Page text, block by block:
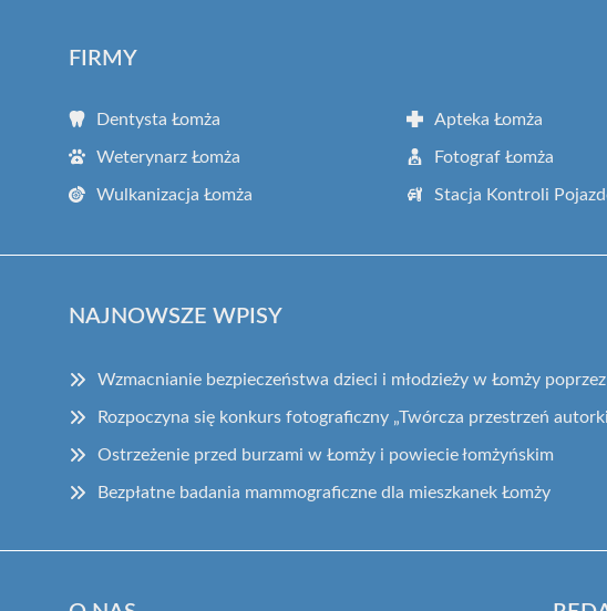
FIRMY
Dentysta Łomża Apteka Łomża
Weterynarz Łomża Fotograf Łomża
Wulkanizacja Łomża Stacja Kontroli
NAJNOWSZE WPISY
Wzmacnianie bezpieczeństwa dzieci i młodzieży w Łomży
Rozpoczyna się konkurs fotograficzny „Twórcza przestrzeń
Ostrzeżenie przed burzami w Łomży i powiecie łomżyńskim
Bezpłatne badania mammograficzne dla mieszkanek Łomży